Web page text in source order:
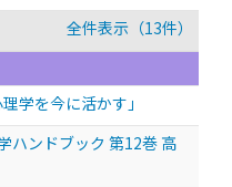
全件表示（13件）
学を今に活かす」
ハンドブック 第12巻 高